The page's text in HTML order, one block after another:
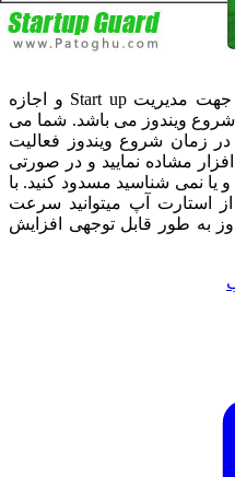
نرم افزاری مفید جهت مدیریت Start up و اجازه
ویندوز می باشد. شما می
شروع ویندوز فعالیت
مشاده نمایید و در صورتی
شناسید مسدود کنید. با
آپ میتوانید سرعت
طور قابل توجهی افزایش